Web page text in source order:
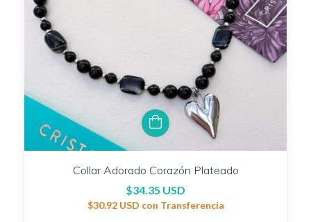
Collar Adorado Corazón Plateado
$34.35 USD
$30.92 USD con Transferencia